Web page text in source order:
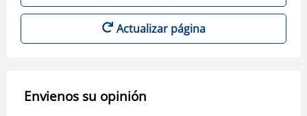
Actualizar página
Envienos su opinión